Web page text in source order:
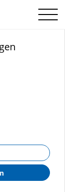
Menü